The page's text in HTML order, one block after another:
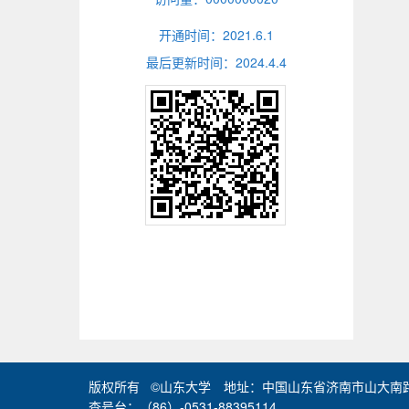
开通时间： 2021 .6.1
最后更新时间： 2024.4.4
版权所有 ©山东大学 地址：中国山东省济南市山大